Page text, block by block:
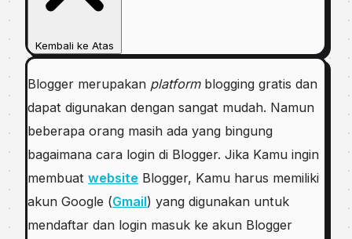
Kembali ke Atas
Blogger merupakan platformblogging gratis dan
dapat digunakan dengan sangat mudah. Namun
beberapa orang masih ada yang bingung
bagaimana cara login di Blogger. Jika Kamu ingin
membuat website Blogger, Kamu harus memiliki
akun Google (Gmail) yang digunakan untuk
mendaftar dan login masuk ke akun Blogger